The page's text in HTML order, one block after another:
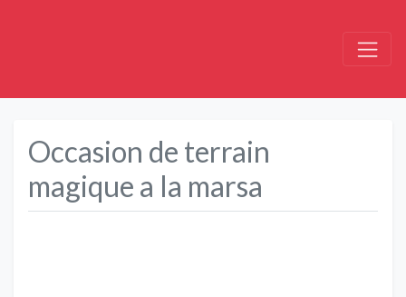
Occasion de terrain
magique a la marsa